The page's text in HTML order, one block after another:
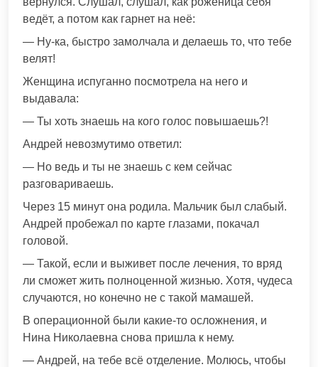
ведёт, а потом как гарнет на неё:
— Ну-ка, быстро замолчала и делаешь то, что тебе
велят!
Женщина испуганно посмотрела на него и
выдавала:
— Ты хоть знаешь на кого голос повышаешь?!
Андрей невозмутимо ответил:
— Но ведь и ты не знаешь с кем сейчас
разговариваешь.
Через 15 минут она родила. Мальчик был слабый.
Андрей пробежал по карте глазами, покачал
головой.
— Такой, если и выживет после лечения, то вряд
ли сможет жить полноценной жизнью. Хотя, чудеса
случаются, но конечно не с такой мамашей.
В операционной были какие-то осложнения, и
Нина Николаевна снова пришла к нему.
— Андрей, на тебе всё отделение. Молюсь, чтобы